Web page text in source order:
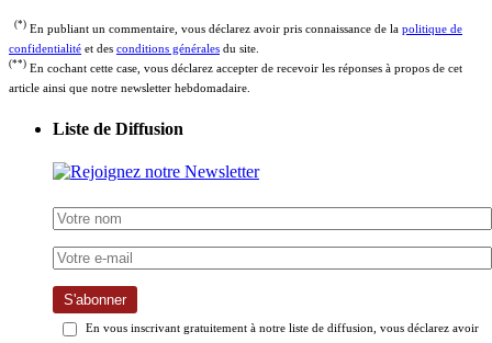
(*) En publiant un commentaire, vous déclarez avoir pris connaissance de la politique de
confidentialité et des conditions générales du site.
(**) En cochant cette case, vous déclarez accepter de recevoir les réponses à propos de cet
article ainsi que notre newsletter hebdomadaire.
Liste de Diffusion
S'abonner
En vous inscrivant gratuitement à notre liste de diffusion, vous déclarez avoir